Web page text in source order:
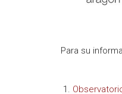
Para su